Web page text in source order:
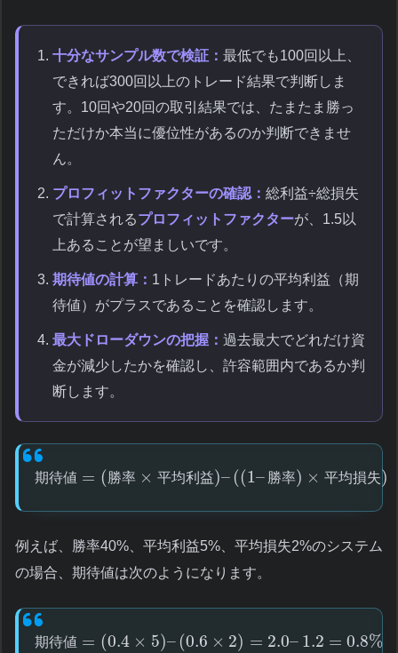
十分なサンプル数で検証： 最低でも100回以上、
できれば300回以上のトレード結果で判断しま
す。10回や20回の取引結果では、たまたま勝っ
ただけか本当に優位性があるのか判断できませ
ん。
プロフィットファクターの確認： 総利益÷総損失
で計算されるプロフィットファクターが、1.5以
上あることが望ましいです。
期待値の計算： 1トレードあたりの平均利益（期
待値）がプラスであることを確認します。
最大ドローダウンの把握： 過去最大でどれだけ資
金が減少したかを確認し、許容範囲内であるか判
断します。
期待値 = (勝率 × 平均利 益)–((1– 勝率) × 平均損失)
例えば、勝率40%、平均利益5%、平均損失2%のシステム
の場合、期待値は次のようになります。
期待値 = (0.4 × 5)–(0.6 × 2) = 2.0– 1.2 = 0.8%